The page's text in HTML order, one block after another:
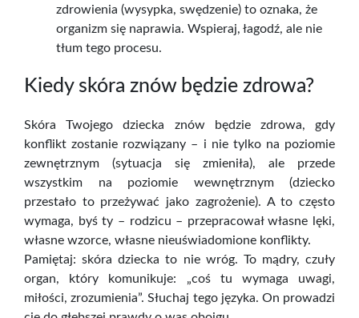
zdrowienia (wysypka, swędzenie) to oznaka, że
organizm się naprawia. Wspieraj, łagodź, ale nie
tłum tego procesu.
Kiedy skóra znów będzie zdrowa?
Skóra Twojego dziecka znów będzie zdrowa, gdy
konflikt zostanie rozwiązany – i nie tylko na poziomie
zewnętrznym (sytuacja się zmieniła), ale przede
wszystkim na poziomie wewnętrznym (dziecko
przestało to przeżywać jako zagrożenie). A to często
wymaga, byś ty – rodzicu – przepracował własne lęki,
własne wzorce, własne nieuświadomione konflikty.
Pamiętaj: skóra dziecka to nie wróg. To mądry, czuły
organ, który komunikuje: „coś tu wymaga uwagi,
miłości, zrozumienia”. Słuchaj tego języka. On prowadzi